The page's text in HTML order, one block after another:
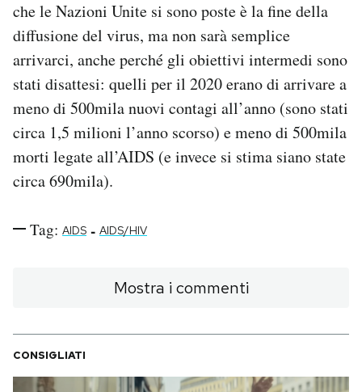
che le Nazioni Unite si sono poste è la fine della
diffusione del virus, ma non sarà semplice
arrivarci, anche perché gli obiettivi intermedi sono
stati disattesi: quelli per il 2020 erano di arrivare a
meno di 500mila nuovi contagi all’anno (sono stati
circa 1,5 milioni l’anno scorso) e meno di 500mila
morti legate all’AIDS (e invece si stima siano state
circa 690mila).
Tag: AIDS - AIDS/HIV
Mostra i commenti
CONSIGLIATI